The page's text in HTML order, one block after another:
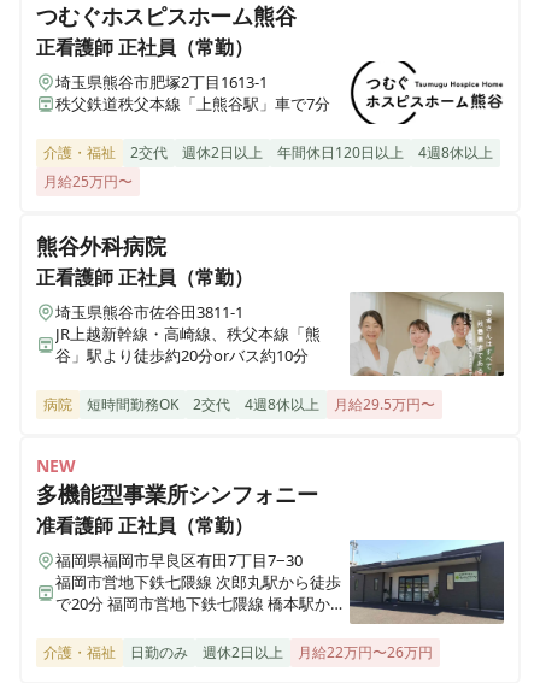
つむぐホスピスホーム熊谷
正看護師正社員（常勤）
埼玉県熊谷市肥塚2丁目1613-1
秩父鉄道秩父本線「上熊谷駅」車で7分
介護・福祉 2交代 週休2日以上 年間休日120日以上
4週8休以上
月給25万円〜
熊谷外科病院
正看護師正社員（常勤）
埼玉県熊谷市佐谷田3811-1
JR上越新幹線・高崎線、秩父本線「熊
谷」駅より徒歩約20分orバス約10分
病院 短時間勤務OK 2交代 4週8休以上 月給29.5万円〜
NEW
多機能型事業所シンフォニー
准看護師正社員（常勤）
福岡県福岡市早良区有田7丁目7−30
福岡市営地下鉄七隈線 次郎丸駅から徒歩
で20分 福岡市営地下鉄七隈線 橋本駅から
介護・福祉 日勤のみ 週休2日以上 月給22万円〜26万円